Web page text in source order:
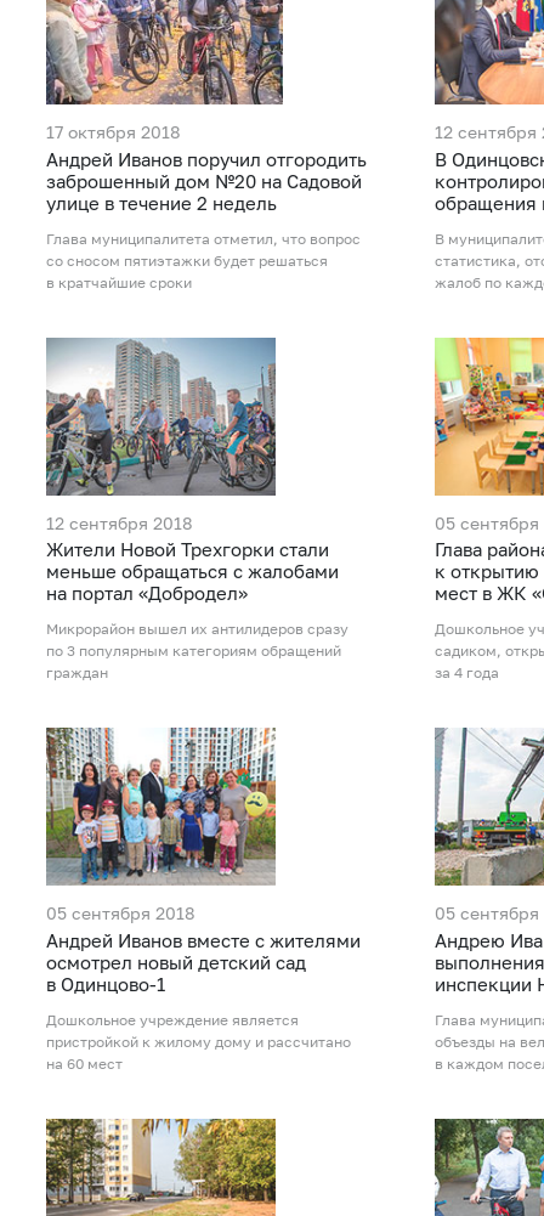
17 октября 2018
Андрей Иванов поручил отгородить
заброшенный дом №20 на Садовой
улице в течение 2 недель
Глава муниципалитета отметил, что вопрос
со сносом пятиэтажки будет решаться
в кратчайшие сроки
12 сентября
В
обращения
В
статистика,
жалоб по
12 сентября 2018
Жители Новой Трехгорки стали
меньше обращаться с жалобами
на портал «Добродел»
Микрорайон вышел их антилидеров сразу
по 3 популярным категориям обращений
граждан
05 сентября
Глава
к открытию
мест в ЖК
Дошкольное
садиком,
за 4 года
05 сентября 2018
Андрей Иванов вместе с жителями
осмотрел новый детский сад
в Одинцово-1
Дошкольное учреждение является
пристройкой к жилому дому и рассчитано
на 60 мест
05 сентября
Андрею
инспекции
Глава
объезды на
в каждом